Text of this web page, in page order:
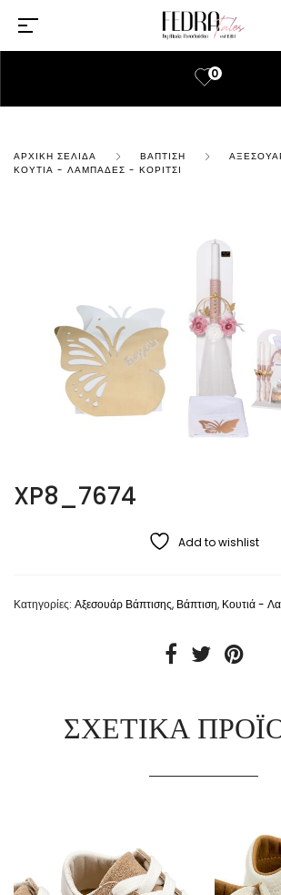
0
ΑΡΧΙΚΉ ΣΕΛΊΔΑ ΒΆΠΤΙΣΗ
ΚΟΥΤΙΆ - ΛΑΜΠΆΔΕΣ - ΚΟΡΊΤΣΙ
XP8_7674
Add to wishlist
Κατηγορίες: Αξεσουάρ Βάπτισης, Βάπτιση, Κουτιά -
ΣΧΕΤΙΚΆ